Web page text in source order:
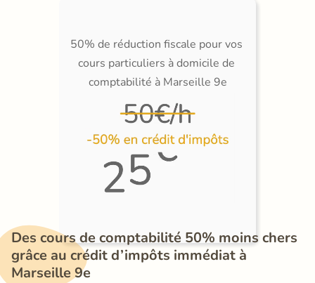
50% de réduction fiscale pour vos
cours particuliers à domicile de
comptabilité à Marseille 9e
Des cours de comptabilité 50% moins chers
grâce au crédit d’impôts immédiat à
Marseille 9e